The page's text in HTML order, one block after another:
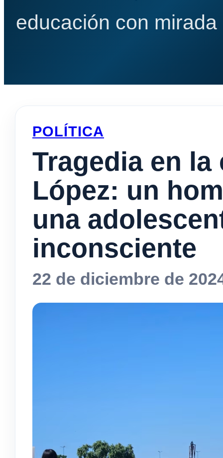
educación con
POLÍTICA
Tragedia en
López: un
una
inconsciente
22 de diciembre de